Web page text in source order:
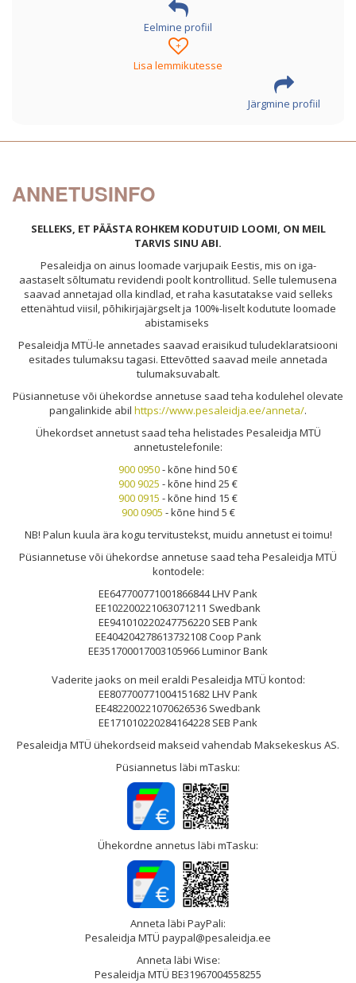
Eelmine profiil
+
Lisa lemmikutesse
Järgmine profiil
ANNETUSINFO
SELLEKS, ET PÄÄSTA ROHKEM KODUTUID LOOMI, ON MEIL
TARVIS SINU ABI.
Pesaleidja on ainus loomade varjupaik Eestis, mis on iga-
aastaselt sõltumatu revidendi poolt kontrollitud. Selle tulemusena
saavad annetajad olla kindlad, et raha kasutatakse vaid selleks
ettenähtud viisil, põhikirjajärgselt ja 100%-liselt kodutute loomade
abistamiseks
Pesaleidja MTÜ-le annetades saavad eraisikud tuludeklaratsiooni
esitades tulumaksu tagasi. Ettevõtted saavad meile annetada
tulumaksuvabalt.
Püsiannetuse või ühekordse annetuse saad teha kodulehel olevate
pangalinkide abil https://www.pesaleidja.ee/anneta/.
Ühekordset annetust saad teha helistades Pesaleidja MTÜ
annetustelefonile:
900 0950- kõne hind 50 €
900 9025 - kõne hind 25 €
900 0915 - kõne hind 15 €
900 0905 - kõne hind 5 €
NB! Palun kuula ära kogu tervitustekst, muidu annetust ei toimu!
Püsiannetuse või ühekordse annetuse saad teha Pesaleidja MTÜ
kontodele:
EE647700771001866844 LHV Pank
EE102200221063071211 Swedbank
EE941010220247756220 SEB Pank
EE404204278613732108 Coop Pank
EE351700017003105966 Luminor Bank
Vaderite jaoks on meil eraldi Pesaleidja MTÜ kontod:
EE807700771004151682 LHV Pank
EE482200221070626536 Swedbank
EE171010220284164228 SEB Pank
Pesaleidja MTÜ ühekordseid makseid vahendab Maksekeskus AS.
Püsiannetus läbi mTasku:
Ühekordne annetus läbi mTasku:
Anneta läbi PayPali:
Pesaleidja MTÜ paypal@pesaleidja.ee
Anneta läbi Wise:
Pesaleidja MTÜ BE31967004558255